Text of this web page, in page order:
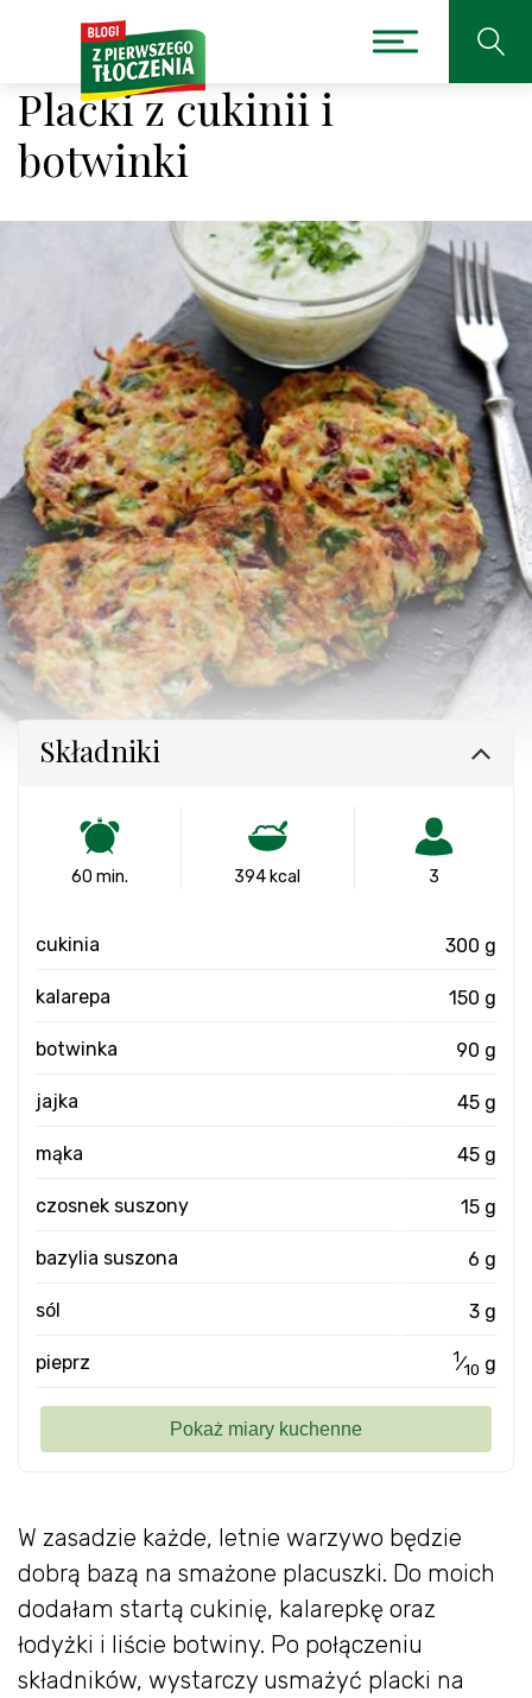
Placki z cukinii i
botwinki
W zasadzie każde, letnie warzywo będzie
dobrą bazą na smażone placuszki. Do moich
dodałam startą cukinię, kalarepkę oraz
łodyżki i liście botwiny. Po połączeniu
składników, wystarczy usmażyć placki na
Składniki
60 min. 394 kcal 3
cukinia 300 g
kalarepa 150 g
botwinka 90 g
jajka 45 g
mąka 45 g
czosnek suszony 15 g
bazylia suszona 6 g
sól 3 g
pieprz 1⁄10 g